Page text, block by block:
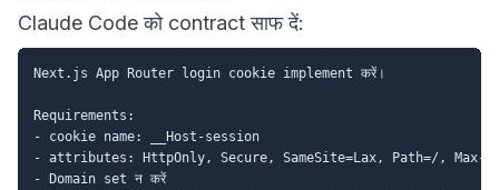
Claude Code को contract साफ दें:
Next.js App Router login cookie implement करें।
Requirements:
- cookie name: __Host-session
- attributes: HttpOnly, Secure, SameSite=Lax, Path=/, Max-
- Domain set न करें